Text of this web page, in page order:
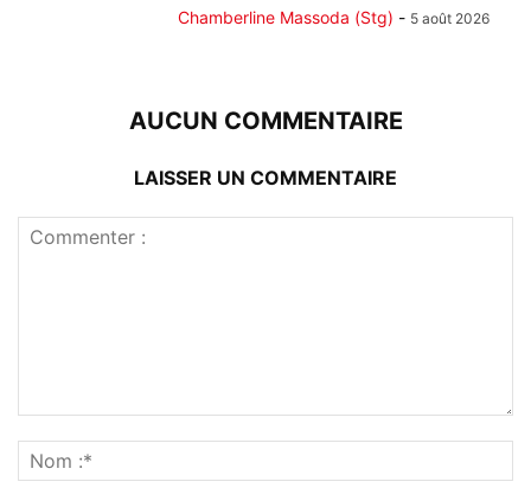
Chamberline Massoda (Stg) - 5 août 2026
AUCUN COMMENTAIRE
LAISSER UN COMMENTAIRE